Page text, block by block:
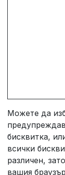
Можете да
бисквитка,
всички
различен,
вашия